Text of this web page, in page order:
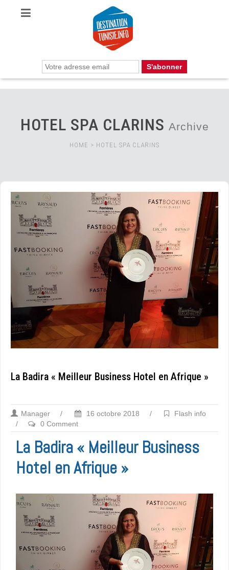
HOTEL SPA CLARINS Archive
HOME > HOTEL SPA CLARINS
La Badira « Meilleur Business Hotel en Afrique »
Manager / 16 octobre 2018 /
Flash info
/
0 Comment
La Badira « Meilleur Business
Hotel en Afrique »